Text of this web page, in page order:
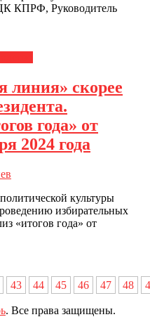
КПРФ, Руководитель
скорее
года» от
2024 года
культуры
избирательных
«итогов года» от
43 44 45 46 47 48
. Все права защищены.